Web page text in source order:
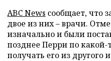
ABC News сообщает, что
двое из них – врачи.
изначально и были
позднее Перри по какой-
получать его из другого